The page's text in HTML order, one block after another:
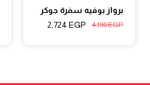
برواز بوفيه سفرة جوكر
4,190EGP
2,724 EGP